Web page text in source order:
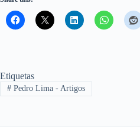
Etiquetas
#Pedro Lima - Artigos